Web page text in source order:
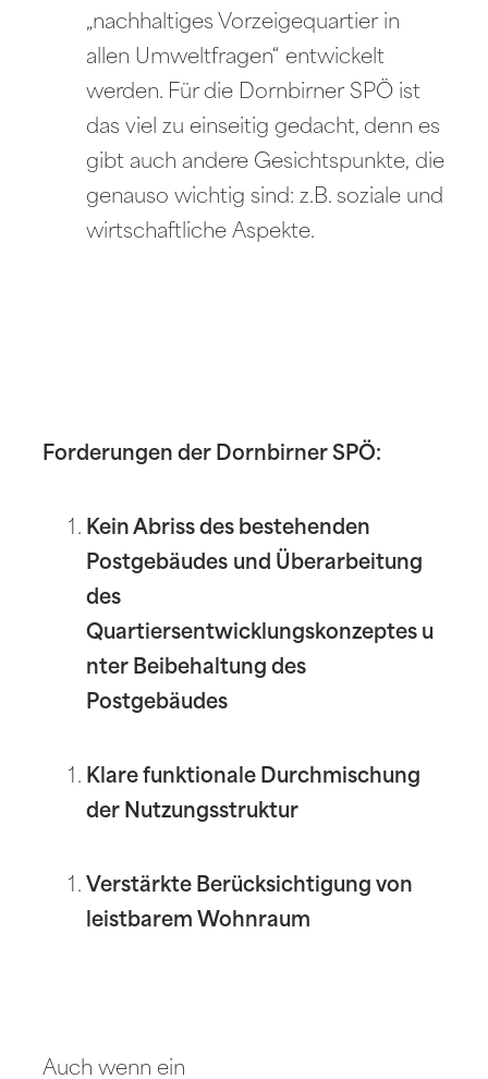
„nachhaltiges Vorzeigequartier in
allen Umweltfragen“ entwickelt
werden. Für die Dornbirner SPÖ ist
das viel zu einseitig gedacht, denn es
gibt auch andere Gesichtspunkte, die
genauso wichtig sind: z.B. soziale und
wirtschaftliche Aspekte.
Forderungen der Dornbirner SPÖ:
Kein Abriss des bestehenden
Postgebäudes und Überarbeitung
des
Quartiersentwicklungskonzeptes u
nter Beibehaltung des
Postgebäudes
Klare funktionale Durchmischung
der Nutzungsstruktur
Verstärkte Berücksichtigung von
leistbarem Wohnraum
Auch wenn ein